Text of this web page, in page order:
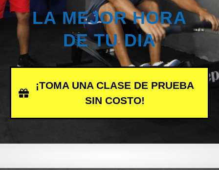
LA MEJOR HORA
DE TU DIA
¡TOMA UNA CLASE DE PRUEBA
SIN COSTO!